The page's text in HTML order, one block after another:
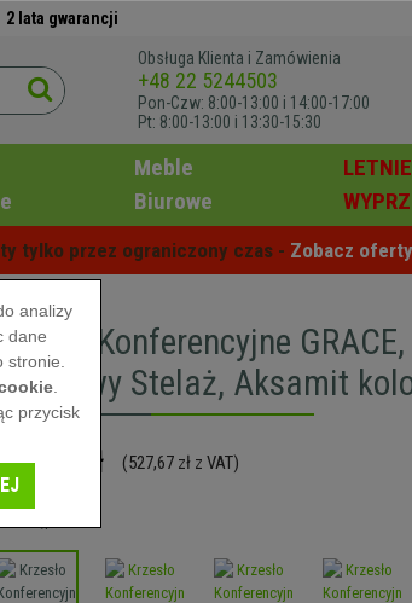
2 lata gwarancji
Obsługa Klienta i Zamówienia
+48 22 5244503
Pon-Czw: 8:00-13:00 i 14:00-17:00
Pt: 8:00-13:00 i 13:30-15:30
Meble
Biurowe
LETNIE
tylko przez ograniczony czas - Zobacz oferty
Konferencyjne
Stelaż, Aksamit
zł (527,67 zł z VAT)
analizy
dane
przycisk